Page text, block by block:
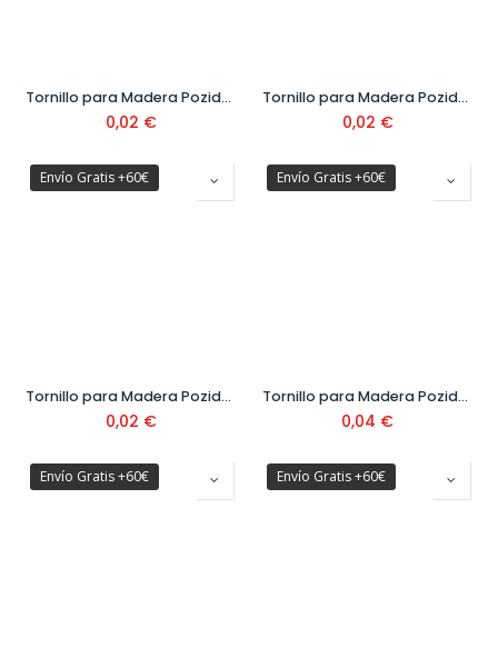
Tornillo para Madera Pozidrive Cabeza Avellanada DIN 7505 Ø3,5 mm
0,02 €
Tornillo para Madera Pozidrive Cabeza Avellanada DIN 7505 Ø4 mm
0,02 €
Envío Gratis +60€
Tornillo para Madera Pozidrive Cabeza Avellanada DIN 7505 Ø4,5 mm
0,02 €
Envío Gratis +60€
Tornillo para Madera Pozidrive Cabeza Avellanada DIN 7505 Ø5 mm
0,04 €
Envío Gratis +60€ Envío Gratis +60€